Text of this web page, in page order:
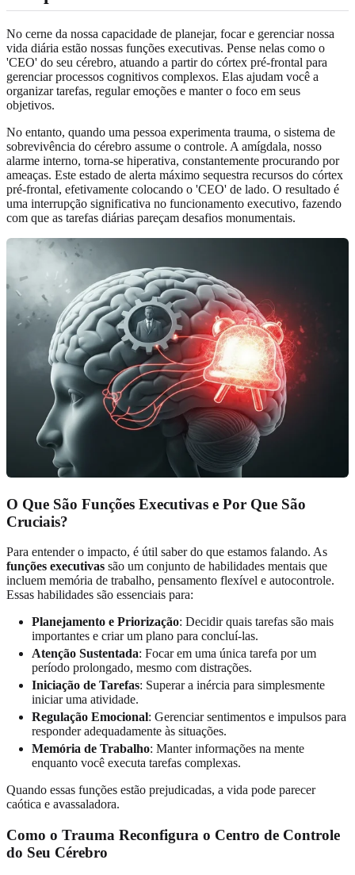
No cerne da nossa capacidade de planejar, focar e gerenciar nossa
vida diária estão nossas funções executivas. Pense nelas como o
'CEO' do seu cérebro, atuando a partir do córtex pré-frontal para
gerenciar processos cognitivos complexos. Elas ajudam você a
organizar tarefas, regular emoções e manter o foco em seus
objetivos.
No entanto, quando uma pessoa experimenta trauma, o sistema de
sobrevivência do cérebro assume o controle. A amígdala, nosso
alarme interno, torna-se hiperativa, constantemente procurando por
ameaças. Este estado de alerta máximo sequestra recursos do córtex
pré-frontal, efetivamente colocando o 'CEO' de lado. O resultado é
uma interrupção significativa no funcionamento executivo, fazendo
com que as tarefas diárias pareçam desafios monumentais.
O Que São Funções Executivas e Por Que São
Cruciais?
Para entender o impacto, é útil saber do que estamos falando. As
funções executivas são um conjunto de habilidades mentais que
incluem memória de trabalho, pensamento flexível e autocontrole.
Essas habilidades são essenciais para:
Planejamento e Priorização: Decidir quais tarefas são mais
importantes e criar um plano para concluí-las.
Atenção Sustentada: Focar em uma única tarefa por um
período prolongado, mesmo com distrações.
Iniciação de Tarefas: Superar a inércia para simplesmente
iniciar uma atividade.
Regulação Emocional: Gerenciar sentimentos e impulsos para
responder adequadamente às situações.
Memória de Trabalho: Manter informações na mente
enquanto você executa tarefas complexas.
Quando essas funções estão prejudicadas, a vida pode parecer
caótica e avassaladora.
Como o Trauma Reconfigura o Centro de Controle
do Seu Cérebro